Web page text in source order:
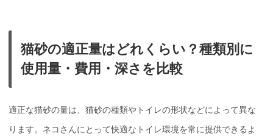
猫砂の適正量はどれくらい？種類別に
使用量・費用・深さを比較
適正な猫砂の量は、猫砂の種類やトイレの形状などによって異な
ります。ネコさんにとって快適なトイレ環境を常に提供できるよ